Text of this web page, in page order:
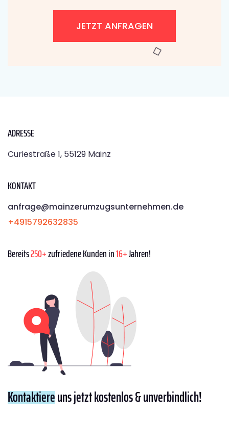
JETZT ANFRAGEN
ADRESSE
Curiestraße 1, 55129 Mainz
KONTAKT
anfrage@mainzerumzugsunternehmen.de
+4915792632835
Bereits250+zufriedene Kunden in16+Jahren!
Kontaktiereuns jetzt kostenlos & unverbindlich!